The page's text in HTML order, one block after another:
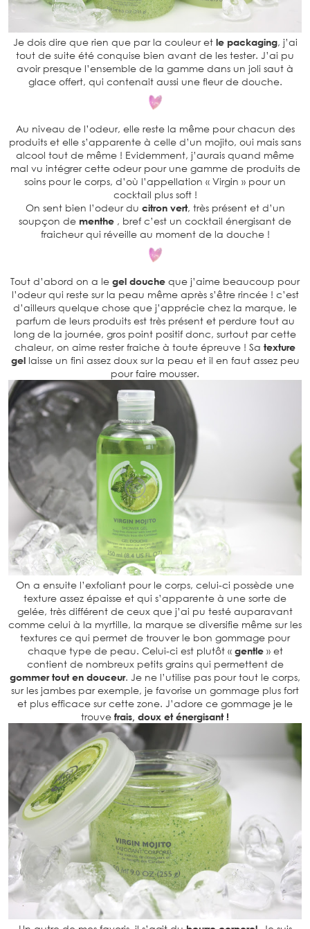
Je dois dire que rien que par la couleur et le packaging, j’ai
tout de suite été conquise bien avant de les tester. J’ai pu
avoir presque l’ensemble de la gamme dans un joli saut à
glace offert, qui contenait aussi une fleur de douche.
Au niveau de l’odeur, elle reste la même pour chacun des
produits et elle s’apparente à celle d’un mojito, oui mais sans
alcool tout de même ! Evidemment, j’aurais quand même
mal vu intégrer cette odeur pour une gamme de produits de
soins pour le corps, d’où l’appellation « Virgin » pour un
cocktail plus soft !
On sent bien l’odeur du citron vert, très présent et d’un
soupçon de menthe , bref c’est un cocktail énergisant de
fraicheur qui réveille au moment de la douche !
Tout d’abord on a le gel douche que j’aime beaucoup pour
l’odeur qui reste sur la peau même après s’être rincée ! c’est
d’ailleurs quelque chose que j’apprécie chez la marque, le
parfum de leurs produits est très présent et perdure tout au
long de la journée, gros point positif donc, surtout par cette
chaleur, on aime rester fraiche à toute épreuve ! Sa texture
gellaisse un fini assez doux sur la peau et il en faut assez peu
pour faire mousser.
On a ensuite l’exfoliant pour le corps, celui-ci possède une
texture assez épaisse et qui s’apparente à une sorte de
gelée, très différent de ceux que j’ai pu testé auparavant
comme celui à la myrtille, la marque se diversifie même sur les
textures ce qui permet de trouver le bon gommage pour
chaque type de peau. Celui-ci est plutôt « gentle» et
contient de nombreux petits grains qui permettent de
gommer tout en douceur. Je ne l’utilise pas pour tout le corps,
sur les jambes par exemple, je favorise un gommage plus fort
et plus efficace sur cette zone. J’adore ce gommage je le
trouve frais, doux et énergisant !